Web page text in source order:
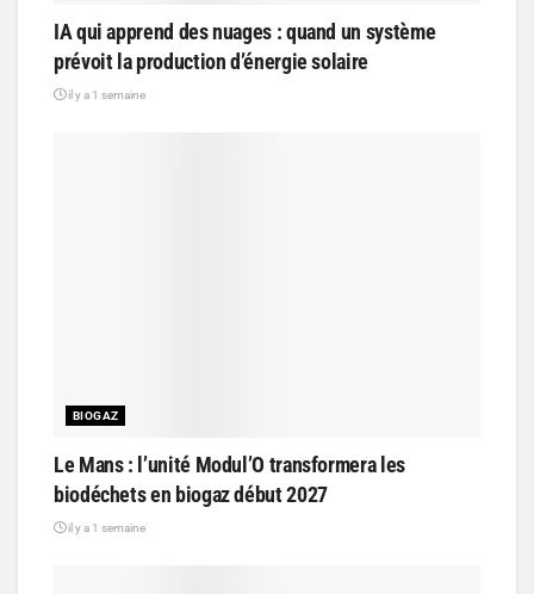
IA qui apprend des nuages : quand un système
prévoit la production d’énergie solaire
il y a 1 semaine
BIOGAZ
Le Mans : l’unité Modul’O transformera les
biodéchets en biogaz début 2027
il y a 1 semaine